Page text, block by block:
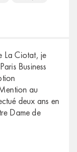
La Ciotat, je
Business
au
deux ans en
Dame de